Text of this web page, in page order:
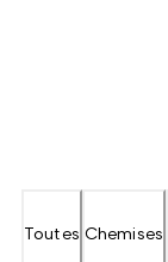
Toutes Chemises